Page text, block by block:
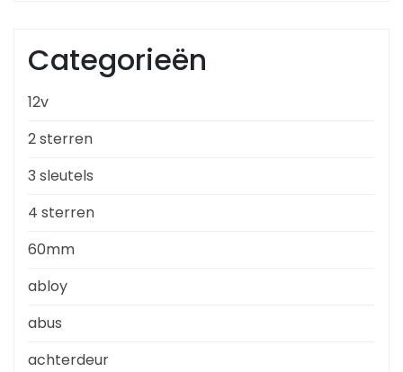
Categorieën
12v
2 sterren
3 sleutels
4 sterren
60mm
abloy
abus
achterdeur